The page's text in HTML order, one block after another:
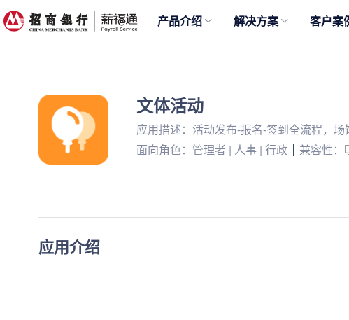
产品介绍 解决方案 客户案
文体活动
应用描述：活动发布-报名-签到全流程，
面向角色：管理者 | 人事 | 行政
兼容性：
应用介绍